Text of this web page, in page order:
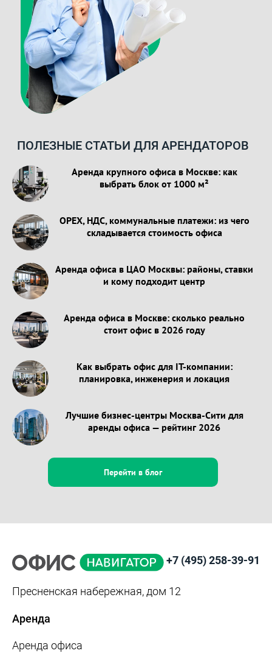
ПОЛЕЗНЫЕ СТАТЬИ ДЛЯ АРЕНДАТОРОВ
Аренда крупного офиса в Москве: как
выбрать блок от 1000 м²
OPEX, НДС, коммунальные платежи: из чего
складывается стоимость офиса
Аренда офиса в ЦАО Москвы: районы, ставки
и кому подходит центр
Аренда офиса в Москве: сколько реально
стоит офис в 2026 году
Как выбрать офис для IT-компании:
планировка, инженерия и локация
Лучшие бизнес-центры Москва-Сити для
аренды офиса — рейтинг 2026
Перейти в блог
+7 (495) 258-39-91
Пресненская набережная, дом 12
Аренда
Аренда офиса